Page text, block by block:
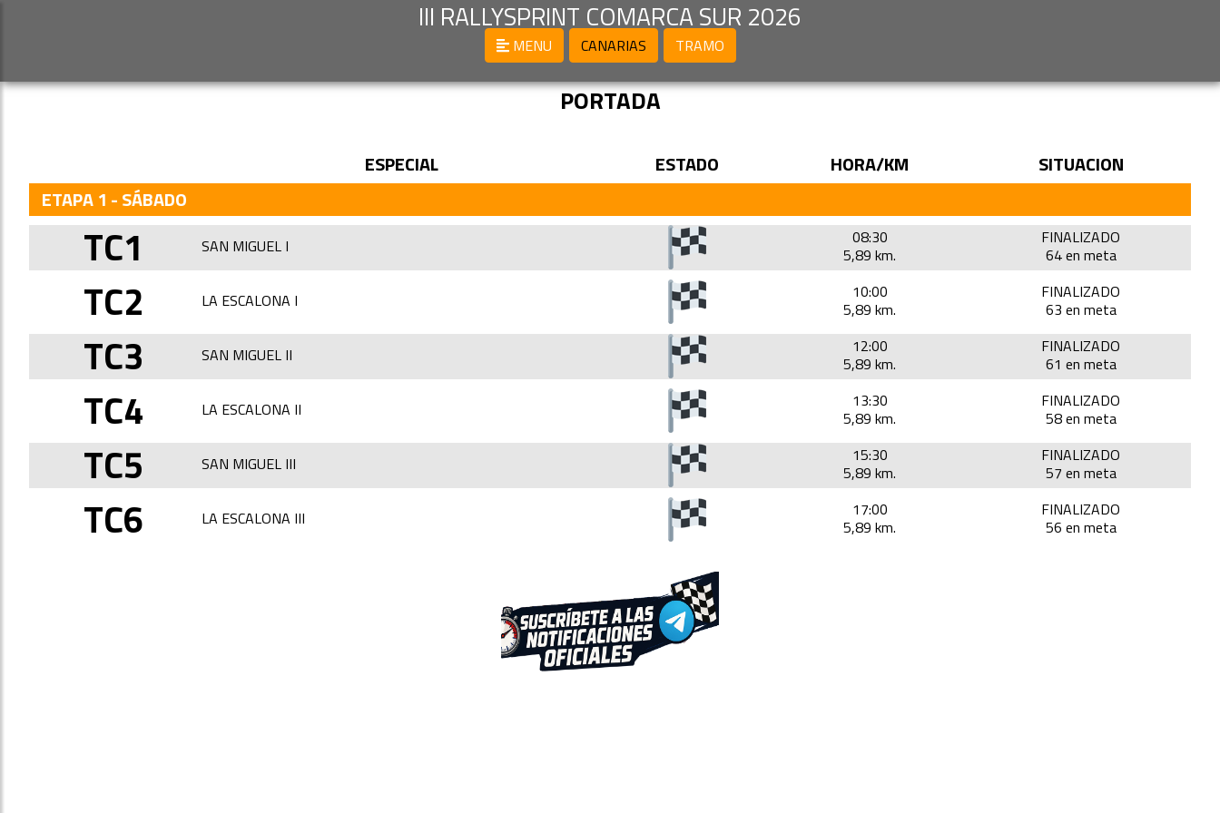
III RALLYSPRINT COMARCA SUR 2026
MENU CANARIAS TRAMO
PORTADA
ESPECIAL ESTADO HORA/KM
SITUACION
ETAPA 1 - SÁBADO
TC1 SAN MIGUEL I
08:30
5,89 km.
FINALIZADO
64 en meta
TC2 LA ESCALONA I
10:00
5,89 km.
FINALIZADO
63 en meta
TC3 SAN MIGUEL II
12:00
5,89 km.
FINALIZADO
61 en meta
TC4 LA ESCALONA II
13:30
5,89 km.
FINALIZADO
58 en meta
TC5 SAN MIGUEL III
15:30
5,89 km.
FINALIZADO
57 en meta
TC6 LA ESCALONA III
17:00
5,89 km.
FINALIZADO
56 en meta